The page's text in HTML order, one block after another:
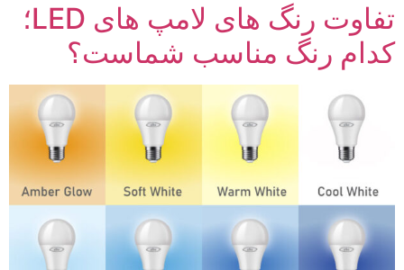
تفاوت رنگ های لامپ های LED؛
کدام رنگ مناسب شماست؟